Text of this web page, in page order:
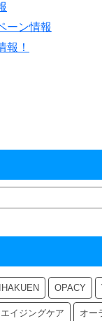
ーン情報
報！
OPACY
エイジングケア オー